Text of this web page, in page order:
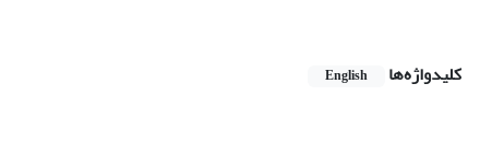
کلیدواژه‌ها
English